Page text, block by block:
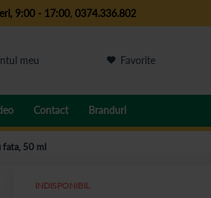
9:00 - 17:00, 0374.336.802
meu Favorite
Contact Branduri
fata, 50 ml
INDISPONIBIL